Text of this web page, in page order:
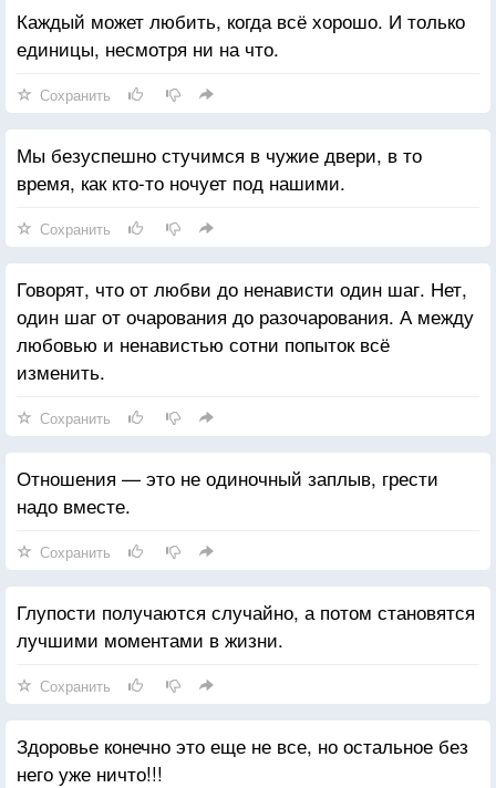
Каждый может любить, когда всё хорошо. И только
единицы, несмотря ни на что.
Сохранить
Мы безуспешно стучимся в чужие двери, в то
время, как кто-то ночует под нашими.
Сохранить
Говорят, что от любви до ненависти один шаг. Нет,
один шаг от очарования до разочарования. А между
любовью и ненавистью сотни попыток всё
изменить.
Сохранить
Отношения — это не одиночный заплыв, грести
надо вместе.
Сохранить
Глупости получаются случайно, а потом становятся
лучшими моментами в жизни.
Сохранить
Здоровье конечно это еще не все, но остальное без
него уже ничто!!!